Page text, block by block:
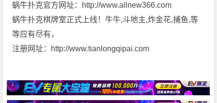
蜗牛扑克官方网址：http://www.allnew366.com
蜗牛扑克棋牌室正式上线！牛牛,斗地主,炸金花,捕鱼,等
等应有尽有，
注册网址：http://www.tianlongqipai.com